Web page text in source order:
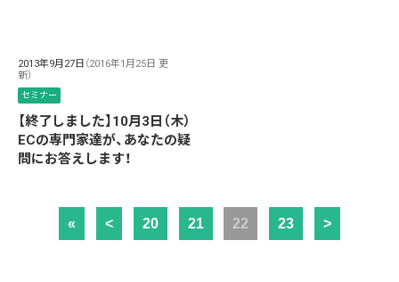
2013年9月27日 （2016年1月25日 更
新）
セミナー
【終了しました】10月3日（木）
ECの専門家達が、あなたの疑
問にお答えします！
« < 20 21 22 23 >